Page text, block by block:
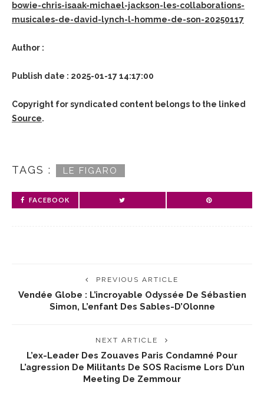
bowie-chris-isaak-michael-jackson-les-collaborations-
musicales-de-david-lynch-l-homme-de-son-20250117
Author :
Publish date : 2025-01-17 14:17:00
Copyright for syndicated content belongs to the linked
Source.
TAGS : LE FIGARO
FACEBOOK
PREVIOUS ARTICLE
Vendée Globe : L’incroyable Odyssée De Sébastien
Simon, L’enfant Des Sables-D’Olonne
NEXT ARTICLE
L’ex-Leader Des Zouaves Paris Condamné Pour
L’agression De Militants De SOS Racisme Lors D’un
Meeting De Zemmour